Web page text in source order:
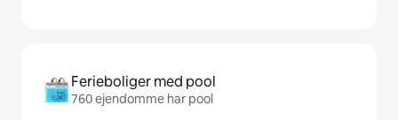
Ferieboliger med pool
760 ejendomme har pool